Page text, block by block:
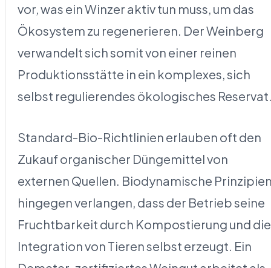
vor, was ein Winzer aktiv tun muss, um das
Ökosystem zu regenerieren. Der Weinberg
verwandelt sich somit von einer reinen
Produktionsstätte in ein komplexes, sich
selbst regulierendes ökologisches
Standard-Bio-Richtlinien erlauben oft den
Zukauf organischer Düngemittel von
externen Quellen. Biodynamische
hingegen verlangen, dass der Betrieb seine
Fruchtbarkeit durch Kompostierung und die
Integration von Tieren selbst erzeugt. Ein